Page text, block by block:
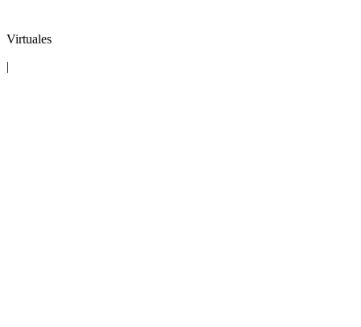
Virtuales
|